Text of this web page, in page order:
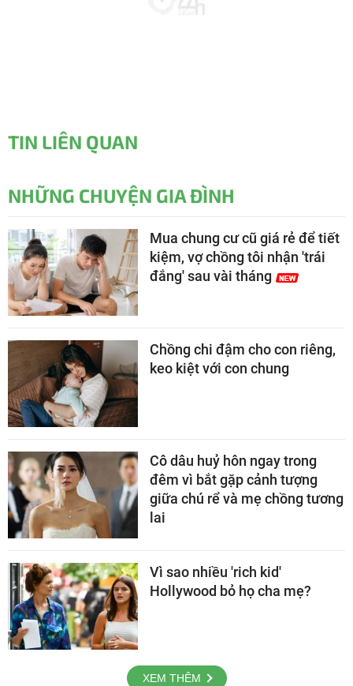
TIN LIÊN QUAN
NHỮNG CHUYỆN GIA ĐÌNH
Mua chung cư cũ giá rẻ để tiết
kiệm, vợ chồng tôi nhận 'trái
đắng' sau vài tháng
Chồng chi đậm cho con riêng,
keo kiệt với con chung
Cô dâu huỷ hôn ngay trong
đêm vì bắt gặp cảnh tượng
giữa chú rể và mẹ chồng tương
lai
Vì sao nhiều 'rich kid'
Hollywood bỏ họ cha mẹ?
XEM THÊM